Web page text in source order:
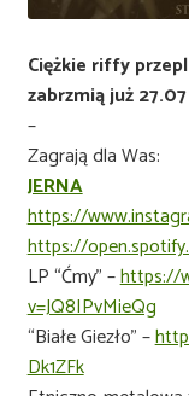
Ciężkie riffy
zabrzmią już
–
Zagrają dla Was:
JERNA
https://
https://
LP “Ćmy” –https://
v=JQ8IPvMieQg
“Białe Giezło” –
Dk1ZFk